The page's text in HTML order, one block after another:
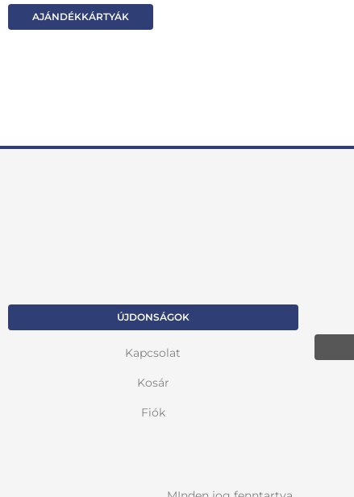
AJÁNDÉKKÁRTYÁK
ÚJDONSÁGOK
Kapcsolat
Kosár
Fiók